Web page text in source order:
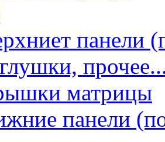
панели
матрицы
панели